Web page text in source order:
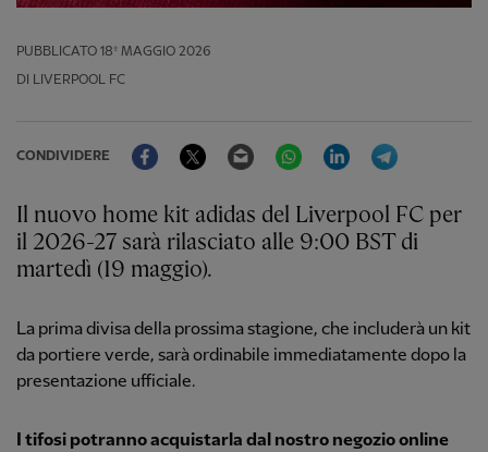
PUBBLICATO 18º MAGGIO 2026
DI LIVERPOOL FC
CONDIVIDERE
FacebookTwitter Email WhatsAppLinkedIn
Il nuovo home kit adidas del Liverpool FC per
il 2026-27 sarà rilasciato alle 9:00 BST di
martedì (19 maggio).
La prima divisa della prossima stagione, che includerà un kit
da portiere verde, sarà ordinabile immediatamente dopo la
presentazione ufficiale.
I tifosi potranno acquistarla dal nostro negozio online